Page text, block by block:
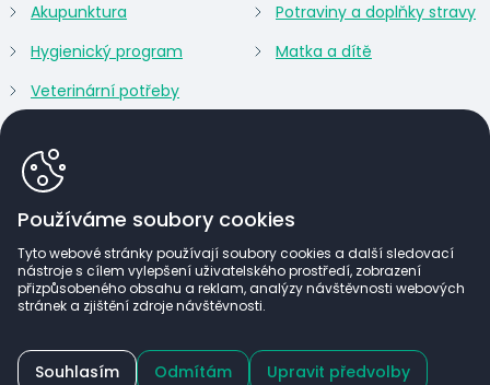
Používáme soubory cookies
Tyto webové stránky používají soubory cookies a další sledovací
nástroje s cílem vylepšení uživatelského prostředí, zobrazení
přizpůsobeného obsahu a reklam, analýzy návštěvnosti webových
stránek a zjištění zdroje návštěvnosti.
Souhlasím Odmítám Upravit předvolby
Lékařům a zdravotnickým zařízením nabízíme po
Akupunktura
Hygienický program
Veterinární potřeby
Potraviny a doplňky stravy
Matka a dítě